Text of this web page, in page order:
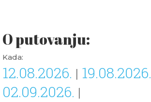
O putovanju:
Kada:
12.08.2026. | 19.08.2026.
02.09.2026. |